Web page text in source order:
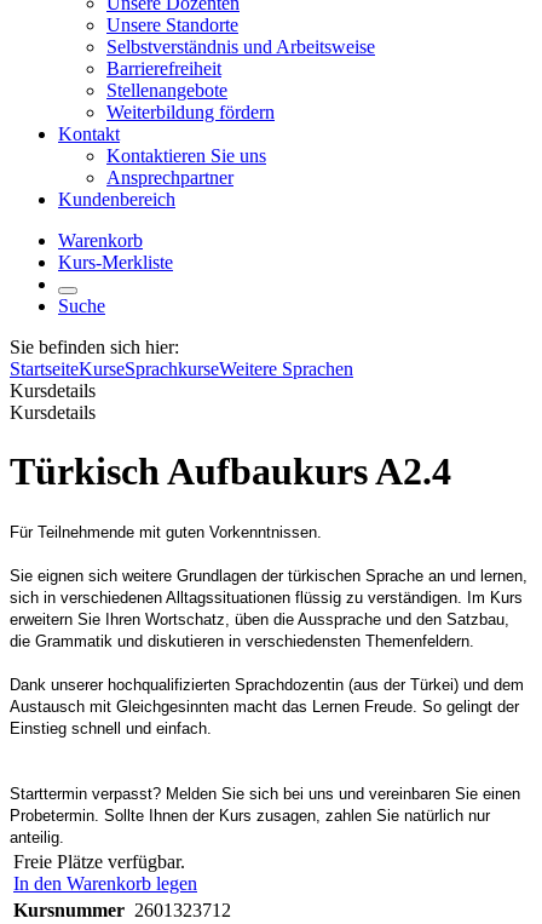
Unsere Standorte
Selbstverständnis und Arbeitsweise
Barrierefreiheit
Stellenangebote
Weiterbildung fördern
Kontakt
Kontaktieren Sie uns
Ansprechpartner
Kundenbereich
Warenkorb
Kurs-Merkliste
Suche
Sie befinden sich hier:
StartseiteKurseSprachkurseWeitere Sprachen
Kursdetails
Kursdetails
Türkisch Aufbaukurs A2.4
Für Teilnehmende mit guten Vorkenntnissen.
Sie eignen sich weitere Grundlagen der türkischen Sprache an und lernen,
sich in verschiedenen Alltagssituationen flüssig zu verständigen. Im Kurs
erweitern Sie Ihren Wortschatz, üben die Aussprache und den Satzbau,
die Grammatik und diskutieren in verschiedensten Themenfeldern.
Dank unserer hochqualifizierten Sprachdozentin (aus der Türkei) und dem
Austausch mit Gleichgesinnten macht das Lernen Freude. So gelingt der
Einstieg schnell und einfach.
Starttermin verpasst? Melden Sie sich bei uns und vereinbaren Sie einen
Probetermin. Sollte Ihnen der Kurs zusagen, zahlen Sie natürlich nur
anteilig.
Freie Plätze verfügbar.
In den Warenkorb legen
Kursnummer 2601323712